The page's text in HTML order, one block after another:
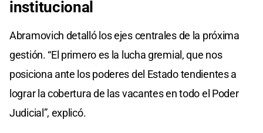
institucional
Abramovich detalló los ejes centrales de la próxima
gestión. “El primero es la lucha gremial, que nos
posiciona ante los poderes del Estado tendientes a
lograr la cobertura de las vacantes en todo el Poder
Judicial”, explicó.